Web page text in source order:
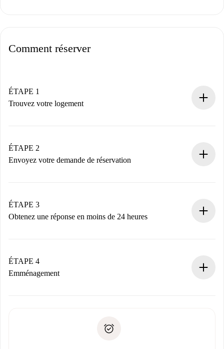
Comment réserver
ÉTAPE 1
Trouvez votre logement
Vous disposez à l’avance de toutes les informations
nécessaires.
ÉTAPE 2
Envoyez votre demande de réservation
Nous ne vous facturerons rien tant que le propriétaire
n’aura pas accepté.
ÉTAPE 3
Obtenez une réponse en moins de 24 heures
contact avec le propriétaire.
Si refusé : aucun prélèvement et nous vous proposerons
Justificatif de solvabilité
ÉTAPE 4
Emménagement
uniquement si aucun problème n'est signalé.